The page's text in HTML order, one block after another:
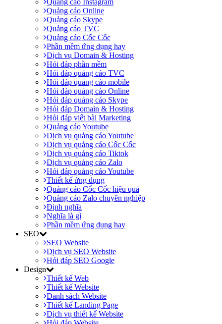
Quảng cáo Instagram
Quảng cáo Online
Quảng cáo Skype
Quảng cáo TVC
Quảng cáo Cốc Cốc
Phần mềm ứng dụng hay
Dịch vụ Domain & Hosting
Hỏi đáp phần mềm
Hỏi đáp quảng cáo TVC
Hỏi đáp quảng cáo mobile
Hỏi đáp quảng cáo Online
Hỏi đáp quảng cáo Skype
Hỏi đáp Domain & Hosting
Hỏi đáp viết bài Marketing
Quảng cáo Youtube
Dịch vụ quảng cáo Youtube
Dịch vụ quảng cáo Cốc Cốc
Dịch vụ quảng cáo Tiktok
Dịch vụ quảng cáo Zalo
Hỏi đáp quảng cáo Youtube
Thiết kế ứng dụng
Quảng cáo Cốc Cốc hiệu quả
Quảng cáo Zalo chuyên nghiệp
Định nghĩa
Nghĩa là gì
Phần mềm ứng dụng hay
SEO
SEO Website
Dịch vụ SEO Website
Hỏi đáp SEO Google
Design
Thiết kế Web
Thiết kế Website
Danh sách Website
Thiết kế Landing Page
Dịch vụ thiết kế Website